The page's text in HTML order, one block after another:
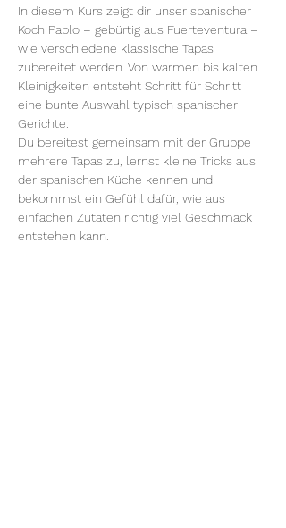
In diesem Kurs zeigt dir unser spanischer
Koch Pablo – gebürtig aus Fuerteventura –
wie verschiedene klassische Tapas
zubereitet werden. Von warmen bis kalten
Kleinigkeiten entsteht Schritt für Schritt
eine bunte Auswahl typisch spanischer
Gerichte.
Du bereitest gemeinsam mit der Gruppe
mehrere Tapas zu, lernst kleine Tricks aus
der spanischen Küche kennen und
bekommst ein Gefühl dafür, wie aus
einfachen Zutaten richtig viel Geschmack
entstehen kann.